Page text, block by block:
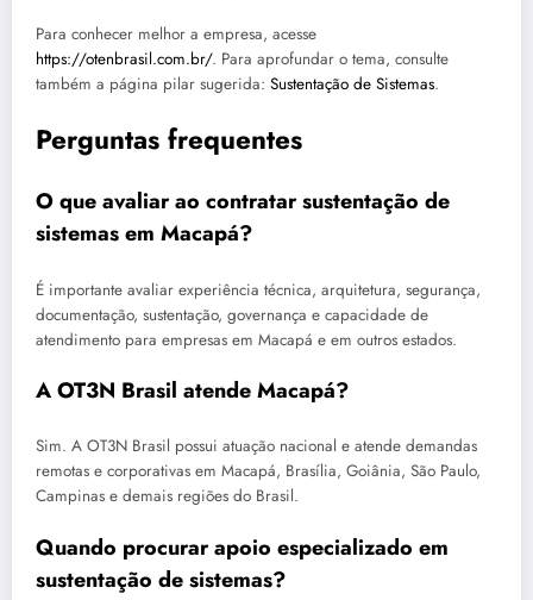
Para conhecer melhor a empresa, acesse
https://otenbrasil.com.br/. Para aprofundar o tema, consulte
também a página pilar sugerida: Sustentação de Sistemas.
Perguntas frequentes
O que avaliar ao contratar sustentação de
sistemas em Macapá?
É importante avaliar experiência técnica, arquitetura, segurança,
documentação, sustentação, governança e capacidade de
atendimento para empresas em Macapá e em outros estados.
A OT3N Brasil atende Macapá?
Sim. A OT3N Brasil possui atuação nacional e atende demandas
remotas e corporativas em Macapá, Brasília, Goiânia, São Paulo,
Campinas e demais regiões do Brasil.
Quando procurar apoio especializado em
sustentação de sistemas?